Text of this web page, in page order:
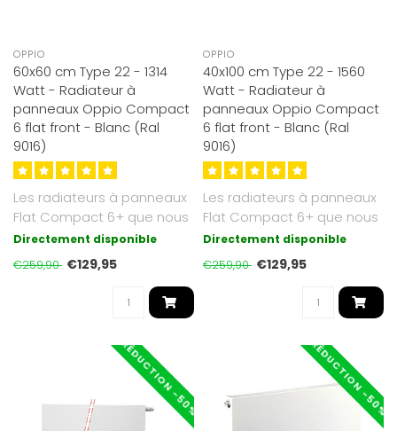
OPPIO
60x60 cm Type 22 - 1314
Watt - Radiateur à
panneaux Oppio Compact
6 flat front - Blanc (Ral
9016)
Les radiateurs à panneaux
Flat Compact 6+ que nous
proposons sont d'un blanc
Directement disponible
€259,90 €129,95
OPPIO
40x100 cm Type 22 - 1560
Watt - Radiateur à
panneaux Oppio Compact
6 flat front - Blanc (Ral
9016)
Les radiateurs à panneaux
Flat Compact 6+ que nous
proposons sont d'un blanc
Directement disponible
€259,90 €129,95
RÉDUCTION -50% RÉDUCTION -50%